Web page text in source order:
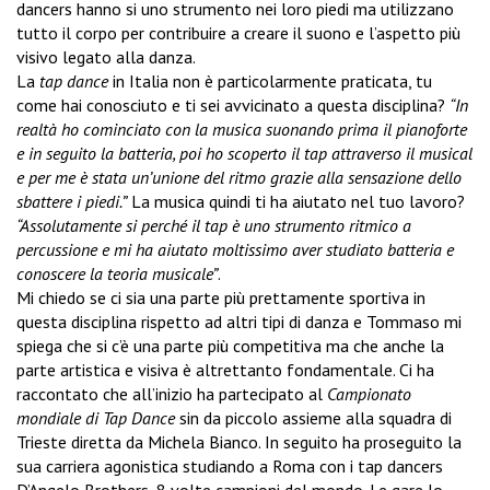
dancers hanno si uno strumento nei loro piedi ma utilizzano
tutto il corpo per contribuire a creare il suono e l’aspetto più
visivo legato alla danza.
La tap dancein Italia non è particolarmente praticata, tu
come hai conosciuto e ti sei avvicinato a questa disciplina? “In
realtà ho cominciato con la musica suonando prima il pianoforte
e in seguito la batteria, poi ho scoperto il tap attraverso il musical
e per me è stata un’unione del ritmo grazie alla sensazione dello
sbattere i piedi.”La musica quindi ti ha aiutato nel tuo lavoro?
“Assolutamente si perché il tap è uno strumento ritmico a
percussione e mi ha aiutato moltissimo aver studiato batteria e
conoscere la teoria musicale”.
Mi chiedo se ci sia una parte più prettamente sportiva in
questa disciplina rispetto ad altri tipi di danza e Tommaso mi
spiega che si c’è una parte più competitiva ma che anche la
parte artistica e visiva è altrettanto fondamentale. Ci ha
raccontato che all’inizio ha partecipato al Campionato
mondiale di Tap Dancesin da piccolo assieme alla squadra di
Trieste diretta da Michela Bianco. In seguito ha proseguito la
sua carriera agonistica studiando a Roma con i tap dancers